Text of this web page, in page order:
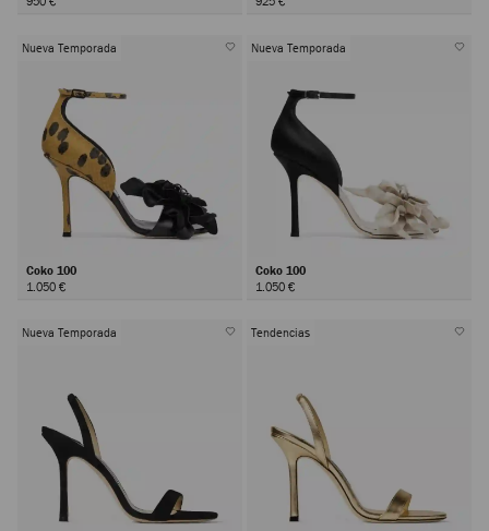
Nueva Temporada
Coko 100
1.050 €
Nueva Temporada
Coko 100
1.050 €
Nueva Temporada Tendencias